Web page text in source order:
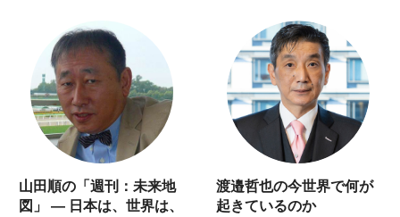
山田順の「週刊：未来地
図」 ― 日本は、世界は、
渡邉哲也の今世界で何が
起きているのか